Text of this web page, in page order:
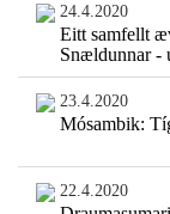
24.4.2020
Eitt samfellt
Snældunnar -
23.4.2020
Mósambik:
22.4.2020